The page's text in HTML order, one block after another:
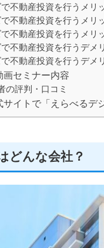
不動産投資を行うメリ
不動産投資を行うメリ
不動産投資を行うメリ
不動産投資を行うデメ
不動産投資を行うデメ
画セミナー内容
の評判・口コミ
イトで「えらべるデ
どんな会社？